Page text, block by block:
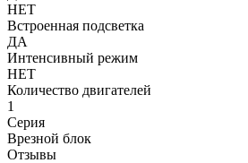
НЕТ
Встроенная подсветка
ДА
Интенсивный режим
НЕТ
Количество двигателей
1
Серия
Врезной блок
Отзывы